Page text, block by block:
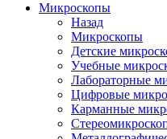
Микроскопы
Назад
Микроскопы
Детские
Учебные
Лабораторные
Цифровые
Карманные